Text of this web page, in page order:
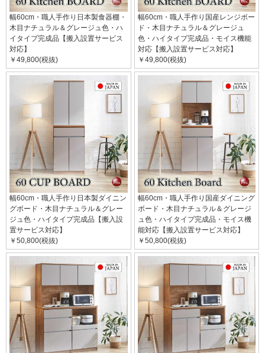
幅60cm・職人手作り日本製食器棚・
木目ナチュラル＆グレージュ色・ハ
イタイプ完成品【搬入設置サービス
対応】
￥49,800(税抜)
幅60cm・職人手作り国産レンジボー
ド・木目ナチュラル＆グレージュ
色・ハイタイプ完成品・モイス機能
対応【搬入設置サービス対応】
￥49,800(税抜)
幅60cm・職人手作り日本製ダイニン
グボード・木目ナチュラル＆グレー
ジュ色・ハイタイプ完成品【搬入設
置サービス対応】
￥50,800(税抜)
幅60cm・職人手作り国産ダイニング
ボード・木目ナチュラル＆グレージ
ュ色・ハイタイプ完成品・モイス機
能対応【搬入設置サービス対応】
￥50,800(税抜)